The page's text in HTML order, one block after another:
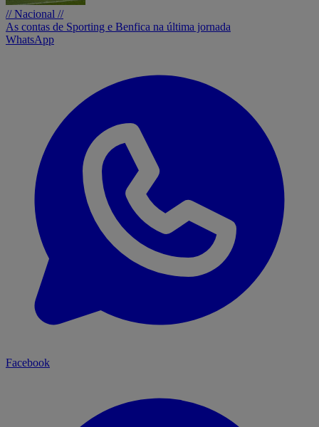
// Nacional //
As contas de Sporting e Benfica na última jornada
WhatsApp
Facebook